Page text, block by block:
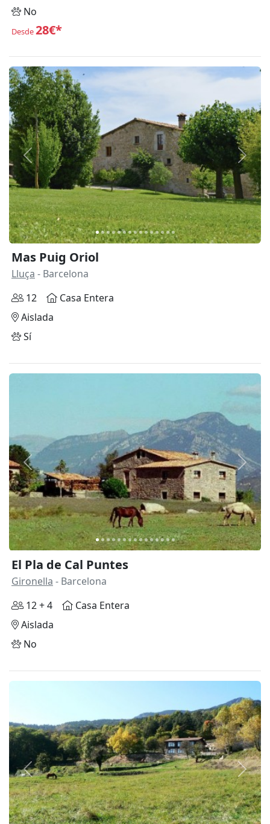
No
Desde28€*
Anterior
Mas Puig Oriol
Lluça - Barcelona
12
Casa Entera
Aislada
Sí
Anterior
El Pla de Cal Puntes
Gironella - Barcelona
12 + 4
Casa Entera
Aislada
No
Anterior